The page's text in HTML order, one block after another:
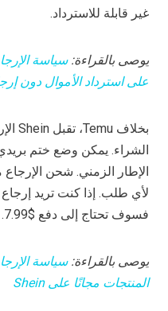
غير قابلة للاسترداد.
يوصى بالقراءة:
على استرداد الأموال دون
الشراء. يمكن وضع ختم
الإطار الزمني. شحن
لأي طلب. إذا كنت تريد
فسوف تحتاج إلى دفع $7.99.
يوصى بالقراءة:
المنتجات مجانًا على Shein